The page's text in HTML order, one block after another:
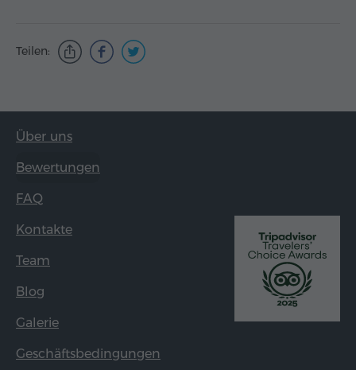
Teilen:
Über uns
Bewertungen
FAQ
Kontakte
Team
Blog
Galerie
Geschäftsbedingungen